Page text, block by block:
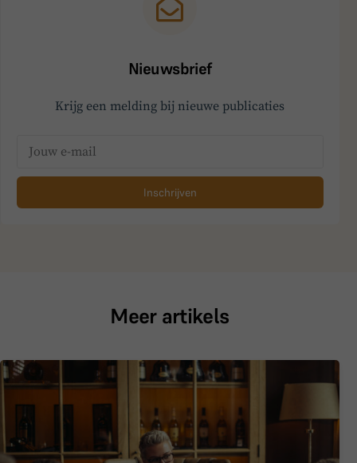
Nieuwsbrief
Krijg een melding bij nieuwe publicaties
Inschrijven
Meer artikels